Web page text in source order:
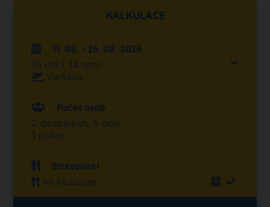
KALKULACE
11. 08. - 26. 08. 2026
15 dní / 14 nocí
Varšava
Počet osob
2 dospělých, 0 dětí
1 pokoj
Stravování
All Inclusive